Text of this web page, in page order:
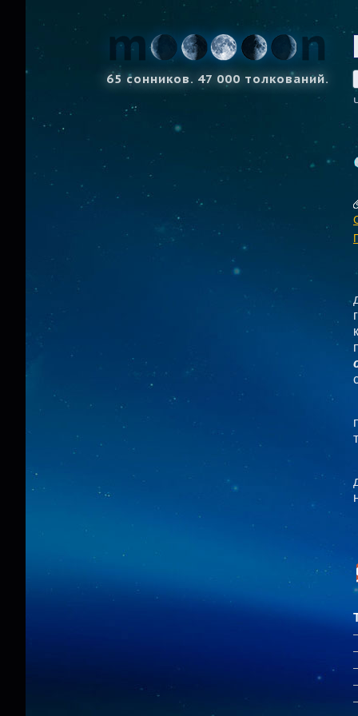
65 сонников. 47 000 толкований.